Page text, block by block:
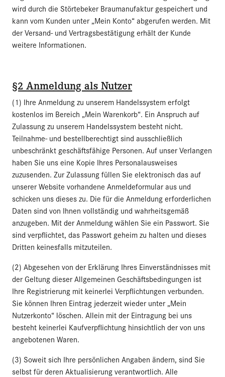
wird durch die Störtebeker Braumanufaktur gespeichert und
kann vom Kunden unter „Mein Konto“ abgerufen werden. Mit
der Versand- und Vertragsbestätigung erhält der Kunde
weitere Informationen.
§2 Anmeldung als Nutzer
(1) Ihre Anmeldung zu unserem Handelssystem erfolgt
kostenlos im Bereich „Mein Warenkorb“. Ein Anspruch auf
Zulassung zu unserem Handelssystem besteht nicht.
Teilnahme- und bestellberechtigt sind ausschließlich
unbeschränkt geschäftsfähige Personen. Auf unser Verlangen
haben Sie uns eine Kopie Ihres Personalausweises
zuzusenden. Zur Zulassung füllen Sie elektronisch das auf
unserer Website vorhandene Anmeldeformular aus und
schicken uns dieses zu. Die für die Anmeldung erforderlichen
Daten sind von Ihnen vollständig und wahrheitsgemäß
anzugeben. Mit der Anmeldung wählen Sie ein Passwort. Sie
sind verpflichtet, das Passwort geheim zu halten und dieses
Dritten keinesfalls mitzuteilen.
(2) Abgesehen von der Erklärung Ihres Einverständnisses mit
der Geltung dieser Allgemeinen Geschäftsbedingungen ist
Ihre Registrierung mit keinerlei Verpflichtungen verbunden.
Sie können Ihren Eintrag jederzeit wieder unter „Mein
Nutzerkonto“ löschen. Allein mit der Eintragung bei uns
besteht keinerlei Kaufverpflichtung hinsichtlich der von uns
angebotenen Waren.
(3) Soweit sich Ihre persönlichen Angaben ändern, sind Sie
selbst für deren Aktualisierung verantwortlich. Alle